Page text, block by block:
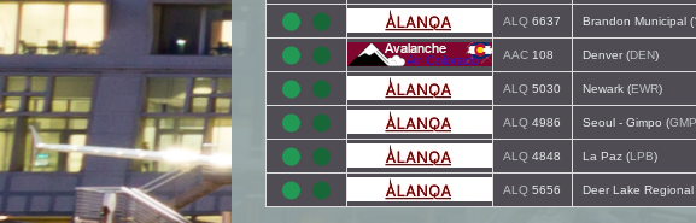
ALQ 6637 Brandon Municipal (
AAC 108 Denver (DEN)
ALQ 5030 Newark (EWR)
ALQ 4986 Seoul - Gimpo (GMP
ALQ 4848 La Paz (LPB)
ALQ 5656 Deer Lake Regional